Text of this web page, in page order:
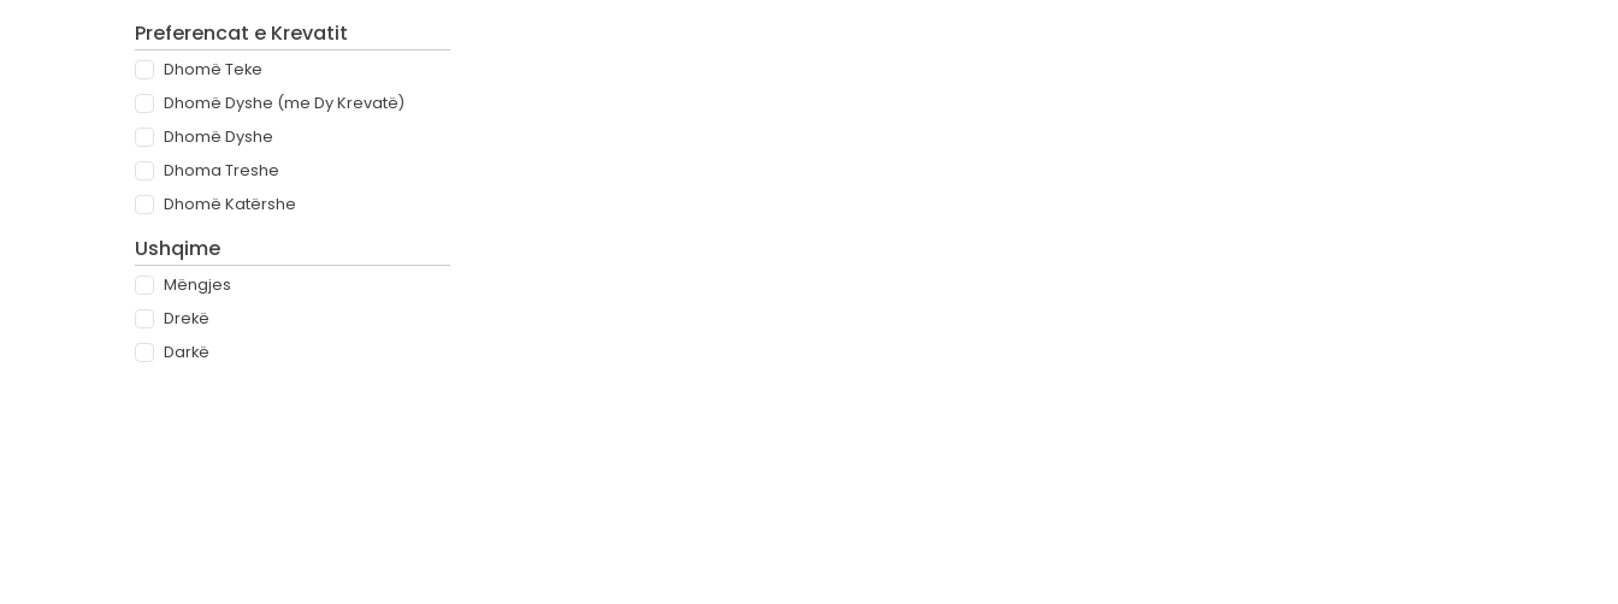
Preferencat e Krevatit
Dhomë Teke
Dhomë Dyshe (me Dy Krevatë)
Dhomë Dyshe
Dhoma Treshe
Dhomë Katërshe
Ushqime
Mëngjes
Drekë
Darkë